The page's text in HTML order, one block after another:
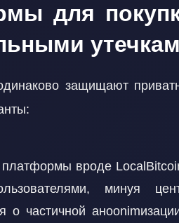
для
защищают
вроде
минуя
о частичной